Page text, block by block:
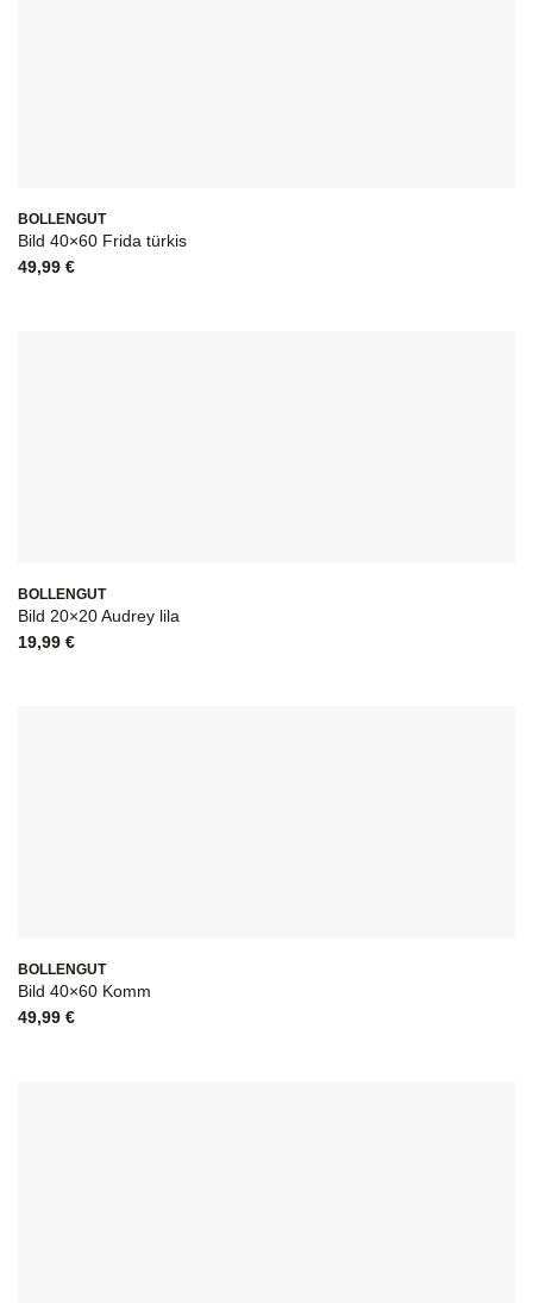
BOLLENGUT
Bild 40×60 Frida türkis
49,99 €
BOLLENGUT
Bild 20×20 Audrey lila
19,99 €
BOLLENGUT
Bild 40×60 Komm
49,99 €